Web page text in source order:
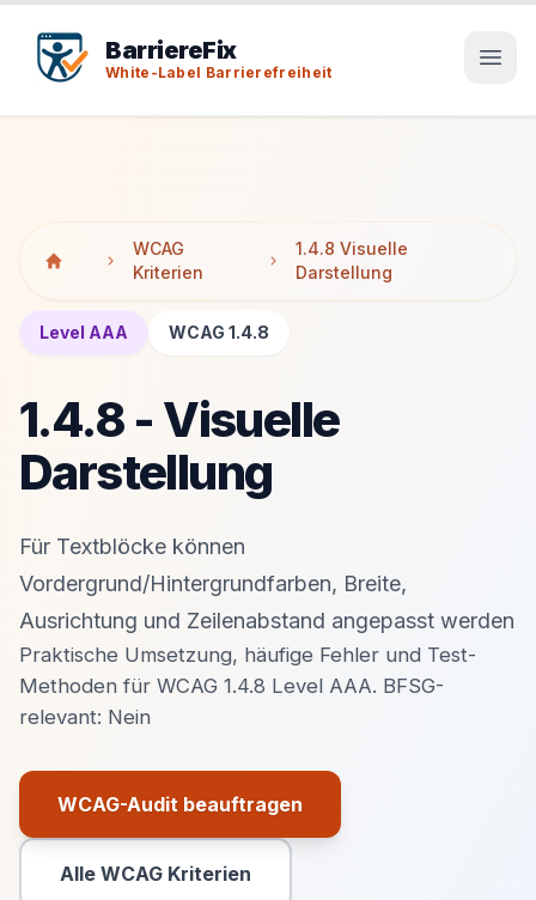
BarriereFix
White-Label Barrierefreiheit
WCAG
Kriterien
1.4.8 Visuelle
Darstellung
Level AAA WCAG 1.4.8
1.4.8 - Visuelle
Darstellung
Für Textblöcke können
Vordergrund/Hintergrundfarben, Breite,
Ausrichtung und Zeilenabstand angepasst werden
Praktische Umsetzung, häufige Fehler und Test-
Methoden für WCAG 1.4.8 Level AAA. BFSG-
relevant: Nein
WCAG-Audit beauftragen
Primäre Aktion
Alle WCAG Kriterien
Sekundäre Aktion